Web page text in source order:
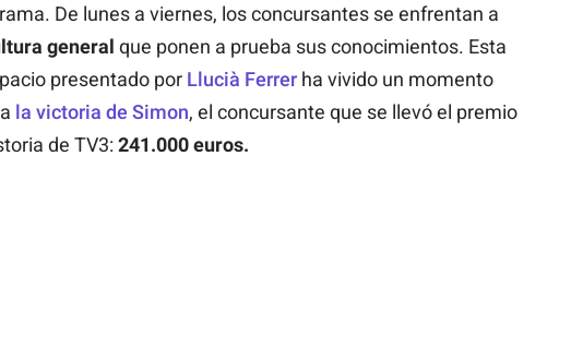
De lunes a viernes, los concursantes se enfrentan a
general que ponen a prueba sus conocimientos. Esta
presentado por Llucià Ferrerha vivido un momento
la victoria de Simon, el concursante que se llevó el premio
de TV3: 241.000 euros.